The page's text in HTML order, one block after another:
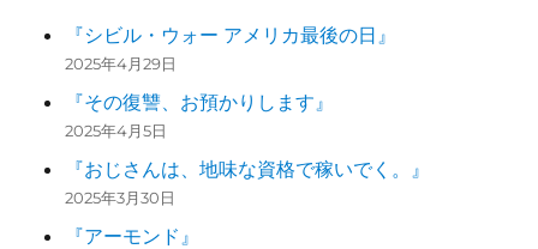
『シビル・ウォー アメリカ最後の日』
2025年4月29日
『その復讐、お預かりします』
2025年4月5日
『おじさんは、地味な資格で稼いでく。』
2025年3月30日
『アーモンド』